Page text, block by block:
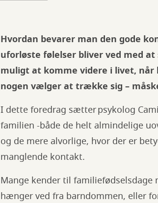
Hvordan bevarer man den gode
uforløste følelser bliver ved med
muligt at komme videre i livet,
nogen vælger at trække sig –
I dette foredrag sætter psykolog
familien -både de helt almindelige
og de mere alvorlige, hvor der er
manglende kontakt.
Mange kender til
hænger ved fra barndommen, eller